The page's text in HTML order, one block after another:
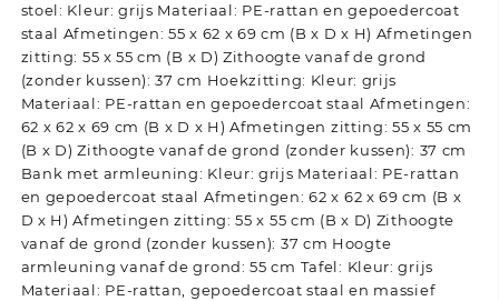
stoel: Kleur: grijs Materiaal: PE-rattan en gepoedercoat
staal Afmetingen: 55 x 62 x 69 cm (B x D x H) Afmetingen
zitting: 55 x 55 cm (B x D) Zithoogte vanaf de grond
(zonder kussen): 37 cm Hoekzitting: Kleur: grijs
Materiaal: PE-rattan en gepoedercoat staal Afmetingen:
62 x 62 x 69 cm (B x D x H) Afmetingen zitting: 55 x 55 cm
(B x D) Zithoogte vanaf de grond (zonder kussen): 37 cm
Bank met armleuning: Kleur: grijs Materiaal: PE-rattan
en gepoedercoat staal Afmetingen: 62 x 62 x 69 cm (B x
D x H) Afmetingen zitting: 55 x 55 cm (B x D) Zithoogte
vanaf de grond (zonder kussen): 37 cm Hoogte
armleuning vanaf de grond: 55 cm Tafel: Kleur: grijs
Materiaal: PE-rattan, gepoedercoat staal en massief